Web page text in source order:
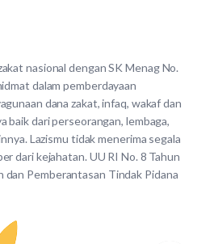
nasional dengan SK Menag No.
dalam pemberdayaan
dana zakat, infaq, wakaf dan
baik dari perseorangan, lembaga,
Lazismu tidak menerima segala
dari kejahatan. UU RI No. 8 Tahun
Pemberantasan Tindak Pidana